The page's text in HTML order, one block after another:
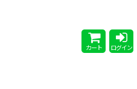
カート ログイン